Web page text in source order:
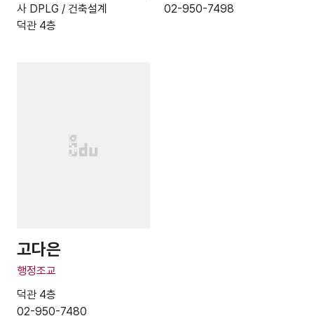
사 DPLG / 건축설계
덕관 4층
02-950-7498
고다은
행정조교
덕관 4층
02-950-7480